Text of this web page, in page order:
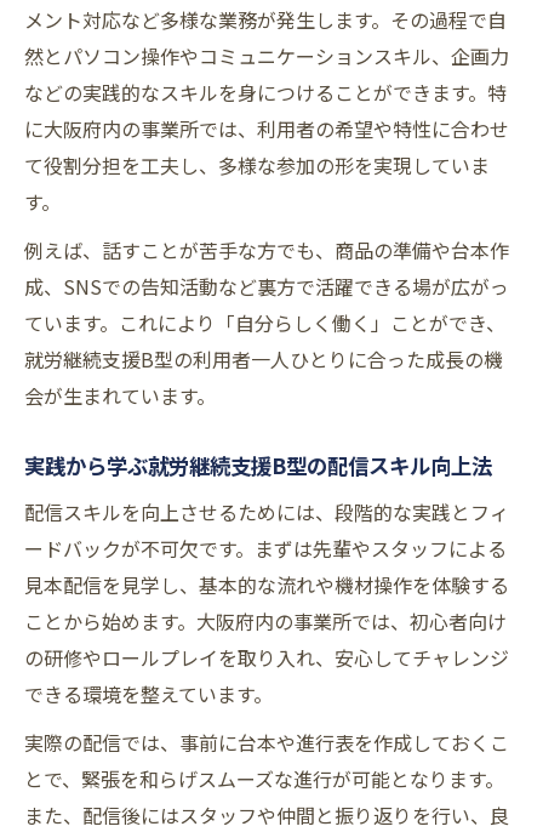
メント対応など多様な業務が発生します。その過程で自
然とパソコン操作やコミュニケーションスキル、企画力
などの実践的なスキルを身につけることができます。特
に大阪府内の事業所では、利用者の希望や特性に合わせ
て役割分担を工夫し、多様な参加の形を実現していま
す。
例えば、話すことが苦手な方でも、商品の準備や台本作
成、SNSでの告知活動など裏方で活躍できる場が広がっ
ています。これにより「自分らしく働く」ことができ、
就労継続支援B型の利用者一人ひとりに合った成長の機
会が生まれています。
実践から学ぶ就労継続支援B型の配信スキル向上法
配信スキルを向上させるためには、段階的な実践とフィ
ードバックが不可欠です。まずは先輩やスタッフによる
見本配信を見学し、基本的な流れや機材操作を体験する
ことから始めます。大阪府内の事業所では、初心者向け
の研修やロールプレイを取り入れ、安心してチャレンジ
できる環境を整えています。
実際の配信では、事前に台本や進行表を作成しておくこ
とで、緊張を和らげスムーズな進行が可能となります。
また、配信後にはスタッフや仲間と振り返りを行い、良